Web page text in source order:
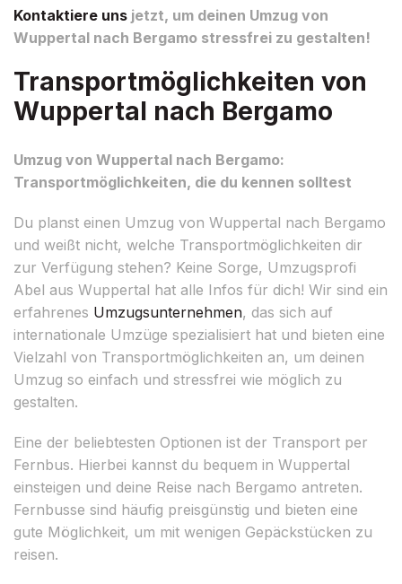
Kontaktiere uns jetzt, um deinen Umzug von
Wuppertal nach Bergamo stressfrei zu gestalten!
Transportmöglichkeiten von
Wuppertal nach Bergamo
Umzug von Wuppertal nach Bergamo:
Transportmöglichkeiten, die du kennen solltest
Du planst einen Umzug von Wuppertal nach Bergamo
und weißt nicht, welche Transportmöglichkeiten dir
zur Verfügung stehen? Keine Sorge, Umzugsprofi
Abel aus Wuppertal hat alle Infos für dich! Wir sind ein
erfahrenes Umzugsunternehmen, das sich auf
internationale Umzüge spezialisiert hat und bieten eine
Vielzahl von Transportmöglichkeiten an, um deinen
Umzug so einfach und stressfrei wie möglich zu
gestalten.
Eine der beliebtesten Optionen ist der Transport per
Fernbus. Hierbei kannst du bequem in Wuppertal
einsteigen und deine Reise nach Bergamo antreten.
Fernbusse sind häufig preisgünstig und bieten eine
gute Möglichkeit, um mit wenigen Gepäckstücken zu
reisen.